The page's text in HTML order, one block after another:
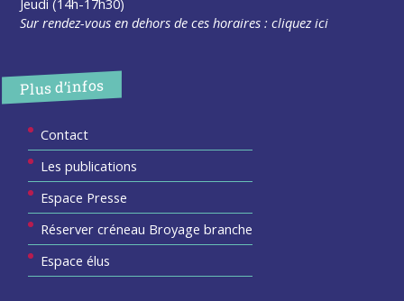
Sur rendez-vous en dehors de ces horaires :cliquez ici
Plus d’infos
Contact
Les publications
Espace Presse
Réserver créneau Broyage branche
Espace élus